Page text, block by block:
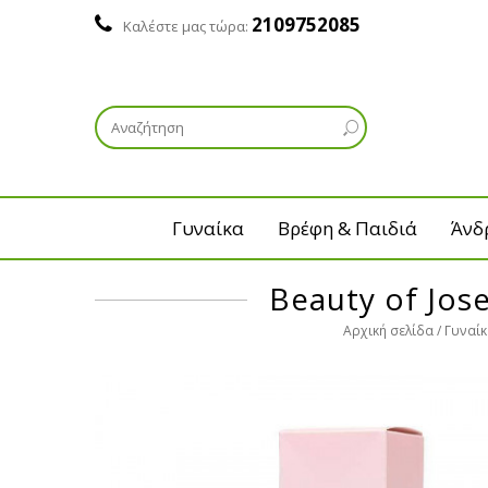
Καλέστε μας τώρα: 2109752085
Γυναίκα Βρέφη & Παιδιά
Beauty of
Αρχική σελίδα